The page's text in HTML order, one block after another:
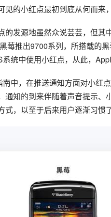
见的小红点最初到底从何而来
的发源地虽然众说芸芸，但
黑莓推出9700系列，所搭载的
系统中使用小红点，从此，
南中，在推送通知方面对小红
通知的到来伴随着声音提示、
式，以至于后来用户逐渐习惯